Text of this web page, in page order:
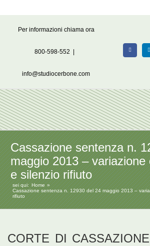
Per informazioni chiama ora
800-598-552
info@studiocerbone.com
Facebook
Cassazione sentenza n.
maggio 2013 – variazione
e silenzio rifiuto
sei qui:
Home
Cassazione sentenza n. 12930 del 24 maggio 2013 –
rifiuto
CORTE DI